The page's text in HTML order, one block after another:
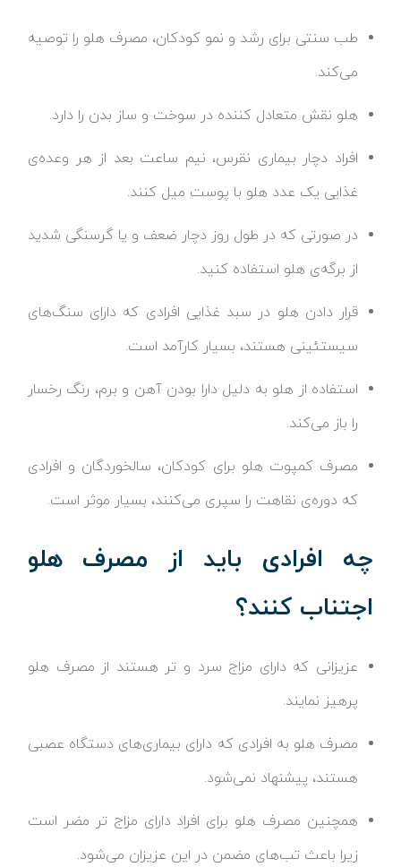
طب سنتی برای رشد و نمو کودکان، مصرف هلو را توصیه
می‌کند.
هلو نقش متعادل کننده در سوخت و ساز بدن را دارد.
افراد دچار بیماری نقرس، نیم ساعت بعد از هر وعده‌ی
غذایی یک عدد هلو با پوست میل کنند.
در صورتی که در طول روز دچار ضعف و یا گرسنگی شدید
از برگه‌ی هلو استفاده کنید.
قرار دادن هلو در سبد غذایی افرادی که دارای سنگ‌های
سیستئینی هستند، بسیار کارآمد است.
استفاده از هلو به دلیل دارا بودن آهن و برم، رنگ رخسار
را باز می‌کند.
مصرف کمپوت هلو برای کودکان، سالخوردگان و افرادی
که دوره‌ی نقاهت را سپری می‌کنند، بسیار موثر است.
چه افرادی باید از مصرف هلو
اجتناب کنند؟
عزیزانی که دارای مزاج سرد و تر هستند از مصرف هلو
پرهیز نمایند.
مصرف هلو به افرادی که دارای بیماری‌های دستگاه عصبی
هستند، پیشنهاد نمی‌شود.
همچنین مصرف هلو برای افراد دارای مزاج تر مضر است
زیرا باعث تب‌های مضمن در این عزیزان می‌شود.